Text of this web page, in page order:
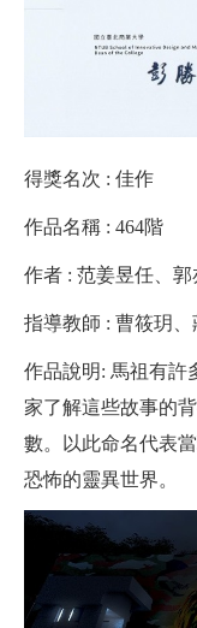
得獎名次 : 佳作
作品名稱 : 464階
作者 : 范姜昱任、郭
指導教師 : 曹筱玥
作品說明: 馬祖有許
家了解這些故事的
數。以此命名代表
恐怖的靈異世界。